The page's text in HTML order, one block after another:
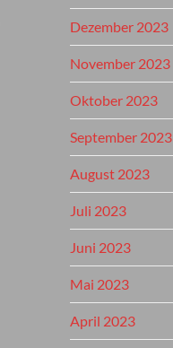
Dezember 2023
November 2023
Oktober 2023
September 2023
August 2023
Juli 2023
Juni 2023
Mai 2023
April 2023